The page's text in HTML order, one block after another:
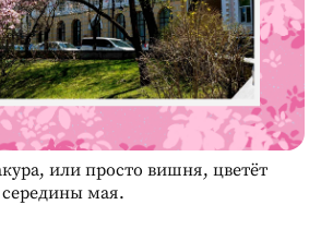
или просто вишня, цветёт
мая.